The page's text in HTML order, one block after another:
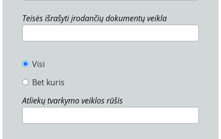
Teisės išrašyti įrodančių dokumentų veikla
Visi
Bet kuris
Atliekų tvarkymo veiklos rūšis